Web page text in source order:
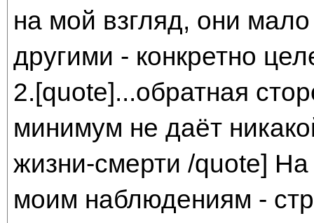
на мой взгляд, они
другими - конкретно
2.[quote]...обратная
минимум не даёт
жизни-смерти /quote]
моим наблюдениям -